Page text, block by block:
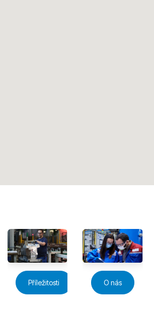
Příležitosti O nás